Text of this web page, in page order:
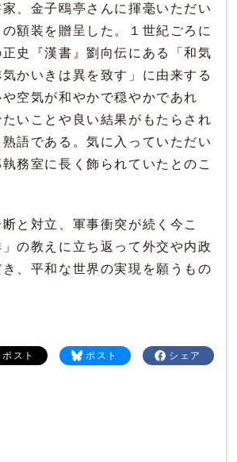
、金子鴎亭さんに揮毫いただい
額装を贈呈した。１世紀ごろに
史『漢書』劉向伝にある「和気
かいきは異を致す」に由来する
空気が和やかで穏やかであれ
いことや良い結果がもたらされ
語である。気に入っていただい
務室に長く飾られていたとのこ
と対立、軍事衝突が続く今こ
の教えに立ち返って外交や内政
、平和な世界の実現を願うもの
シェア
ポスト
ポスト